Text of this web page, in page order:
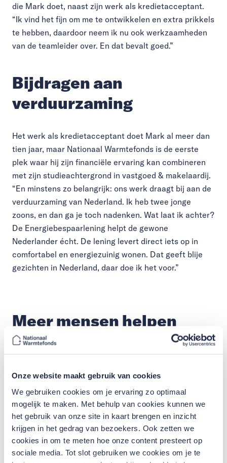
Onze website maakt gebruik van cookies
We gebruiken cookies om je ervaring zo optimaal
mogelijk te maken. Met behulp van cookies kunnen we
het gebruik van onze site in kaart brengen en inzicht
krijgen in het gedrag van bezoekers. Ook zetten we
cookies in om te meten hoe onze content presteert op
sociale media. Tot slot gebruiken we cookies om je te
die Mark doet, naast zijn werk als kredietacceptant.
“Ik vind het fijn om me te ontwikkelen en extra prikkels
te hebben, daardoor neem ik nu ook werkzaamheden
van de teamleider over. En dat bevalt goed.”
Bijdragen aan
verduurzaming
Het werk als kredietacceptant doet Mark al meer dan
tien jaar, maar Nationaal Warmtefonds is de eerste
plek waar hij zijn financiële ervaring kan combineren
met zijn studieachtergrond in vastgoed & makelaardij.
“En minstens zo belangrijk: ons werk draagt bij aan de
verduurzaming van Nederland. Ik heb twee jonge
zoons, en dan ga je toch nadenken. Wat laat ik achter?
De Energiebespaarlening helpt de gewone
Nederlander écht. De lening levert direct iets op in
comfortabel en energiezuinig wonen. Dat geeft blije
gezichten in Nederland, daar doe ik het voor.”
Meer mensen helpen
Het beoordelen van de aanvragen is een zorgvuldig
mensen, het ‘vierogenprincipe’. Ik controleer dus vaak
aanvragen die collega’s hebben beoordeeld. Het mooie
is dat Nationaal Warmtefonds meer mensen kan
helpen dan gewone banken. Ook mensen boven de 75
jaar of mensen met een BKR-registratie kunnen vaak
bij ons terecht. Dat wij anders kijken dan de
gemiddelde kredietverstrekker wende overigens heel